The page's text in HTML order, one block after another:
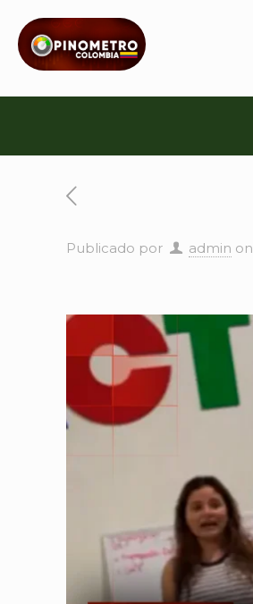
Publicado por admin on